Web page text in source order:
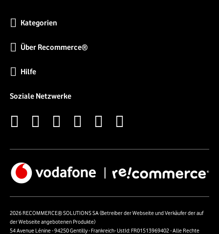
Kategorien
Über Recommerce®
Hilfe
Soziale Netzwerke
2026 RECOMMERCE® SOLUTIONS SA (Betreiber der Webseite und Verkäufer der auf
der Webseite angebotenen Produkte)
54 Avenue Lénine - 94250 Gentilly - Frankreich- UstId: FR01513969402 - Alle Rechte